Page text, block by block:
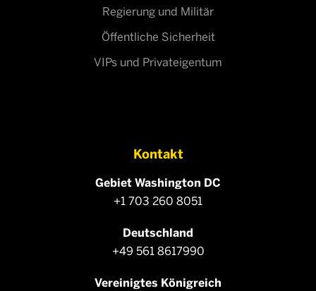
Regierung und Militär
Öffentliche Sicherheit
VIPs und Privateigentum
Kontakt
Gebiet Washington DC
+1 703 260 8051
Deutschland
+49 561 8617990
Vereinigtes Königreich